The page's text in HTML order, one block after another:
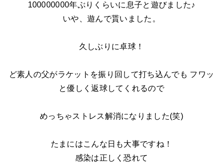
100000000年ぶりくらいに息子と遊びました♪
いや、遊んで貰いました。
久しぶりに卓球！
ど素人の父がラケットを振り回して打ち込んでも フワッ
と優しく返球してくれるので
めっちゃストレス解消になりました(笑)
たまにはこんな日も大事ですね！
感染は正しく恐れて